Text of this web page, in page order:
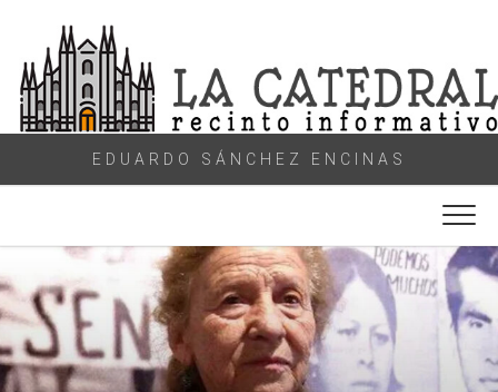
content
EDUARDO SÁNCHEZ ENCINAS